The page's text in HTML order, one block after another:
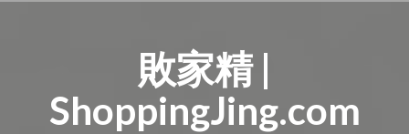
敗家精 |
ShoppingJing.com